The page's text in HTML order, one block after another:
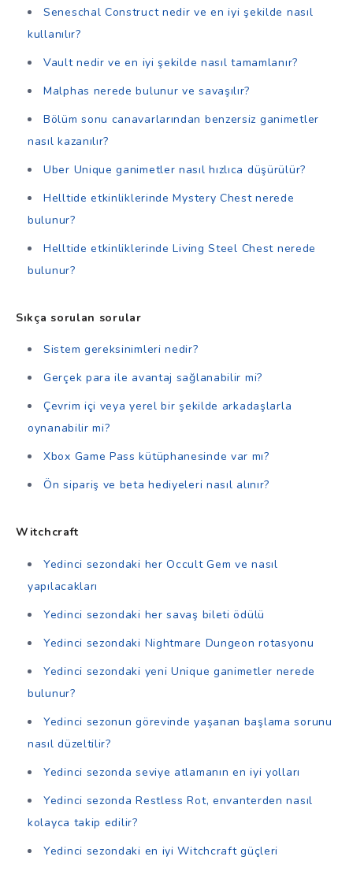
Seneschal Construct nedir ve en iyi şekilde nasıl
kullanılır?
Vault nedir ve en iyi şekilde nasıl tamamlanır?
Malphas nerede bulunur ve savaşılır?
Bölüm sonu canavarlarından benzersiz ganimetler
nasıl kazanılır?
Uber Unique ganimetler nasıl hızlıca düşürülür?
Helltide etkinliklerinde Mystery Chest nerede
bulunur?
Helltide etkinliklerinde Living Steel Chest nerede
bulunur?
Sıkça sorulan sorular
Sistem gereksinimleri nedir?
Gerçek para ile avantaj sağlanabilir mi?
Çevrim içi veya yerel bir şekilde arkadaşlarla
oynanabilir mi?
Xbox Game Pass kütüphanesinde var mı?
Ön sipariş ve beta hediyeleri nasıl alınır?
Witchcraft
Yedinci sezondaki her Occult Gem ve nasıl
yapılacakları
Yedinci sezondaki her savaş bileti ödülü
Yedinci sezondaki Nightmare Dungeon rotasyonu
Yedinci sezondaki yeni Unique ganimetler nerede
bulunur?
Yedinci sezonun görevinde yaşanan başlama sorunu
nasıl düzeltilir?
Yedinci sezonda seviye atlamanın en iyi yolları
Yedinci sezonda Restless Rot, envanterden nasıl
kolayca takip edilir?
Yedinci sezondaki en iyi Witchcraft güçleri